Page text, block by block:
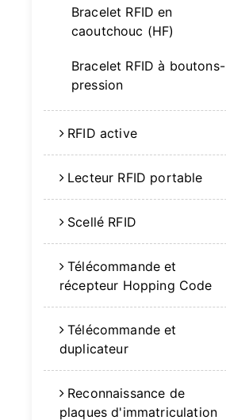
Bracelet RFID en
caoutchouc (HF)
Bracelet RFID à boutons-
pression
RFID active
Lecteur RFID portable
Scellé RFID
Télécommande et
récepteur Hopping Code
Télécommande et
duplicateur
Reconnaissance de
plaques d'immatriculation